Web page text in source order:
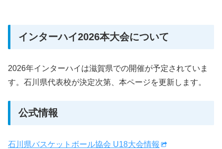
インターハイ2026本大会について
2026年インターハイは滋賀県での開催が予定されていま
す。石川県代表校が決定次第、本ページを更新します。
公式情報
石川県バスケットボール協会 U18大会情報